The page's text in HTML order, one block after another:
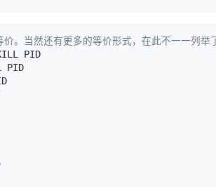
。当然还有更多的等价形式，在此不一一列举